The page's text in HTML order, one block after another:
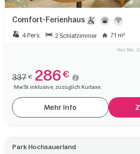
Comfort-Ferienhaus
4 Pers. 2 Schlafzimmer 71 m²
Von Mo.
337 € 286 €
MwSt. inklusive, zuzüglich Kurtaxe.
Mehr Info
Park Hochsauerland